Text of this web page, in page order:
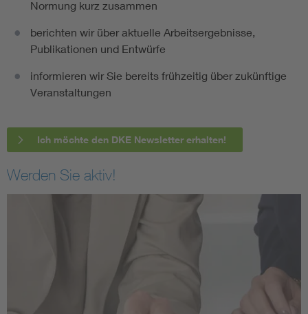
Normung kurz zusammen
berichten wir über aktuelle Arbeitsergebnisse,
Publikationen und Entwürfe
informieren wir Sie bereits frühzeitig über zukünftige
Veranstaltungen
Ich möchte den DKE Newsletter erhalten!
Werden Sie aktiv!